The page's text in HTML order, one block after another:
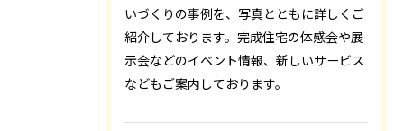
いづくりの事例を、写真とともに詳しくご
紹介しております。完成住宅の体感会や展
示会などのイベント情報、新しいサービス
などもご案内しております。